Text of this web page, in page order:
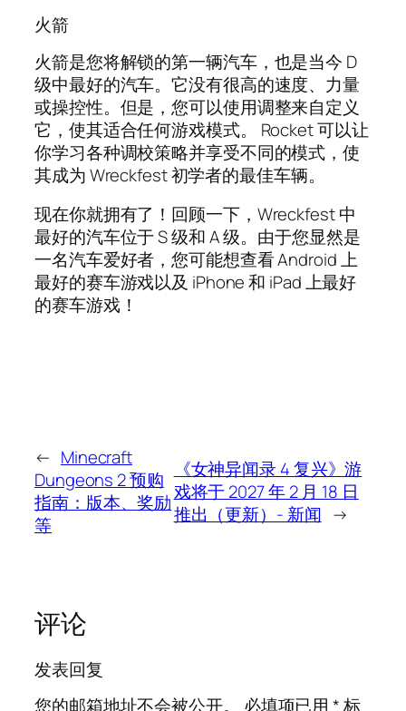
火箭
火箭是您将解锁的第一辆汽车，也是当今 D
级中最好的汽车。它没有很高的速度、力量
或操控性。但是，您可以使用调整来自定义
它，使其适合任何游戏模式。 Rocket 可以让
你学习各种调校策略并享受不同的模式，使
其成为 Wreckfest 初学者的最佳车辆。
现在你就拥有了！回顾一下，Wreckfest 中
最好的汽车位于 S 级和 A 级。由于您显然是
一名汽车爱好者，您可能想查看 Android 上
最好的赛车游戏以及 iPhone 和 iPad 上最好
的赛车游戏！
← Minecraft
Dungeons 2 预购
指南：版本、奖励
等
《女神异闻录 4 复兴》游
戏将于 2027 年 2 月 18 日
推出（更新）- 新闻 →
评论
发表回复
您的邮箱地址不会被公开。
必填项已用*标